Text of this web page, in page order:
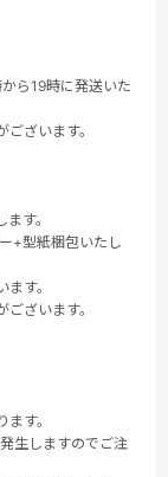
ら19時に発送いた
ざいます。
す。
+型紙梱包いたし
す。
ざいます。
す。
生しますのでご注